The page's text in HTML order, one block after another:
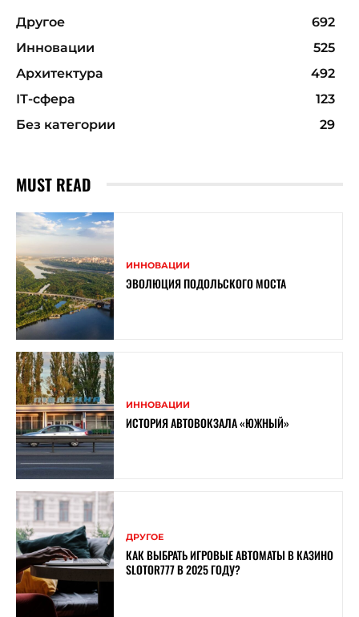
Другое
692
Инновации
525
Архитектура
492
ІТ-сфера
123
Без категории
29
MUST READ
ИННОВАЦИИ
ЭВОЛЮЦИЯ ПОДОЛЬСКОГО МОСТА
ИННОВАЦИИ
ИСТОРИЯ АВТОВОКЗАЛА «ЮЖНЫЙ»
ДРУГОЕ
КАК ВЫБРАТЬ ИГРОВЫЕ АВТОМАТЫ В КАЗИНО
SLOTOR777 В 2025 ГОДУ?